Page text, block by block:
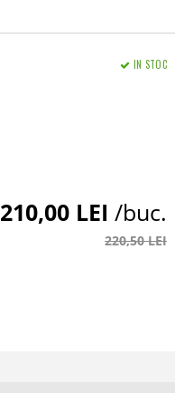
IN STOC
210,00 LEI /buc.
220,50 LEI